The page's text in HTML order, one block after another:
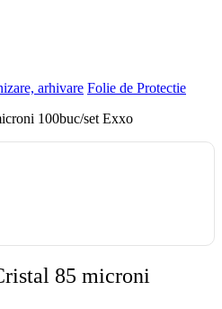
arhivare Folie de Protectie
100buc/set Exxo
85 microni